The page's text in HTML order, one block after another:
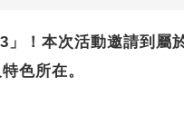
！本次活動邀請到屬
色所在。